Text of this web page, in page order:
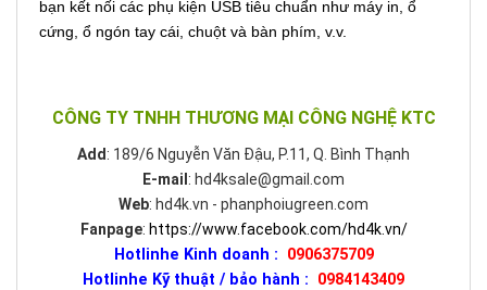
bạn kết nối các phụ kiện USB tiêu chuẩn như máy in, ổ
cứng, ổ ngón tay cái, chuột và bàn phím, v.v.
CÔNG TY TNHH THƯƠNG MẠI CÔNG NGHỆ KTC
Add : 189/6 Nguyễn Văn Đậu, P.11, Q. Bình Thạnh
E-mail : hd4ksale@gmail.com
Web: hd4k.vn - phanphoiugreen.com
Fanpage: https://www.facebook.com/hd4k.vn/
Hotlinhe Kinh doanh : 0906375709
Hotlinhe Kỹ thuật / bảo hành : 0984143409